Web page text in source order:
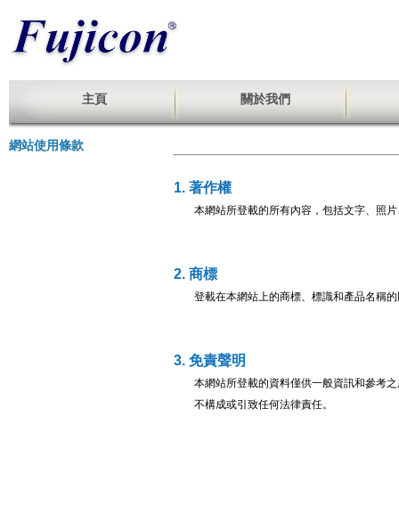
主頁 關於我們
網站使用條款
1. 著作權
本網站所登載的所有內容，包括文字、照
2. 商標
登載在本網站上的商標、標識和產品名稱
3. 免責聲明
本網站所登載的資料僅供一般資訊和參考
不構成或引致任何法律責任。